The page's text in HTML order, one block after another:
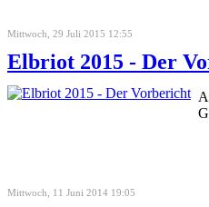
Mittwoch, 29 Juli 2015 12:55
Elbriot 2015 - Der
Mittwoch, 11 Juni 2014 19:05